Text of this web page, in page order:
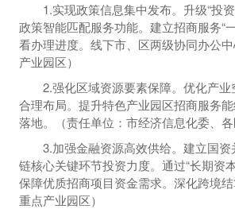
1.实现政策信息集中发布。升级“投
政策智能匹配服务功能。建立招商服务“
看办理进度。线下市、区两级协同办公
产业园区）
2.强化区域资源要素保障。优化产
合理布局。提升特色产业园区招商服务
落地。（责任单位：市经济信息化委、
3.加强金融资源高效供给。建立国
链核心关键环节投资力度。通过“长期资
保障优质招商项目资金需求。深化跨境
重点产业园区）